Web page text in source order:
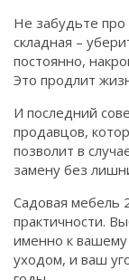
Не забудьте про
складная –
постоянно,
Это продлит
И последний
продавцов,
позволит в
замену без
Садовая мебель
практичности.
именно к вашему
уходом, и ваш